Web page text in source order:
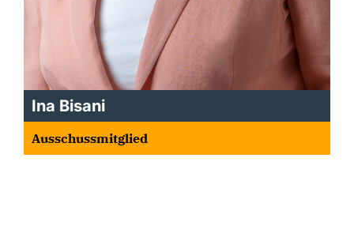
Ina Bisani
Ausschussmitglied